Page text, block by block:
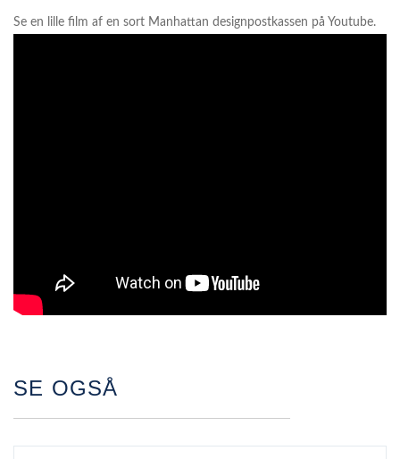
Se en lille film af en sort Manhattan designpostkassen på Youtube.
SE OGSÅ